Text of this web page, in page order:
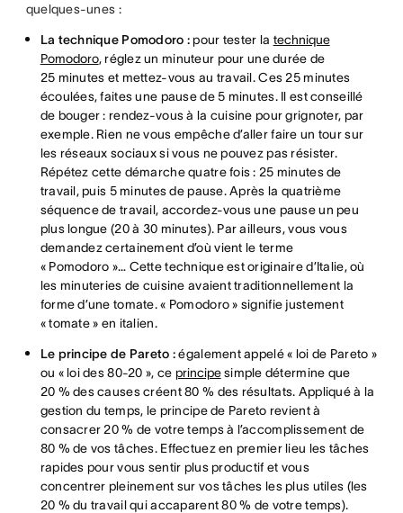
quelques-unes :
La technique Pomodoro :pour tester la technique
Pomodoro, réglez un minuteur pour une durée de
25 minutes et mettez-vous au travail. Ces 25 minutes
écoulées, faites une pause de 5 minutes. Il est conseillé
de bouger : rendez-vous à la cuisine pour grignoter, par
exemple. Rien ne vous empêche d’aller faire un tour sur
les réseaux sociaux si vous ne pouvez pas résister.
Répétez cette démarche quatre fois : 25 minutes de
travail, puis 5 minutes de pause. Après la quatrième
séquence de travail, accordez-vous une pause un peu
plus longue (20 à 30 minutes). Par ailleurs, vous vous
demandez certainement d’où vient le terme
« Pomodoro »… Cette technique est originaire d’Italie, où
les minuteries de cuisine avaient traditionnellement la
forme d’une tomate. « Pomodoro » signifie justement
« tomate » en italien.
Le principe de Pareto :également appelé « loi de Pareto »
ou « loi des 80-20 », ce principesimple détermine que
20 % des causes créent 80 % des résultats. Appliqué à la
gestion du temps, le principe de Pareto revient à
consacrer 20 % de votre temps à l’accomplissement de
80 % de vos tâches. Effectuez en premier lieu les tâches
rapides pour vous sentir plus productif et vous
concentrer pleinement sur vos tâches les plus utiles (les
20 % du travail qui accaparent 80 % de votre temps).